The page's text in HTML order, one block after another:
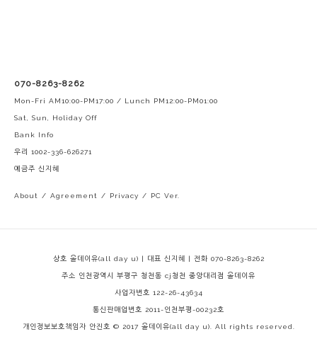
070-8263-8262
Mon-Fri AM10:00-PM17:00 / Lunch PM12:00-PM01:00
Sat, Sun, Holiday Off
Bank Info
우리 1002-336-626271
예금주 신지혜
About / Agreement / Privacy / PC Ver.
상호 올데이유(all day u) | 대표 신지혜 | 전화 070-8263-8262
주소 인천광역시 부평구 청천동 cj청천 중앙대리점 올데이유
사업자번호 122-26-43634
통신판매업번호 2011-인천부평-00232호
개인정보보호책임자 안진호 © 2017 올데이유(all day u). All rights reserved.